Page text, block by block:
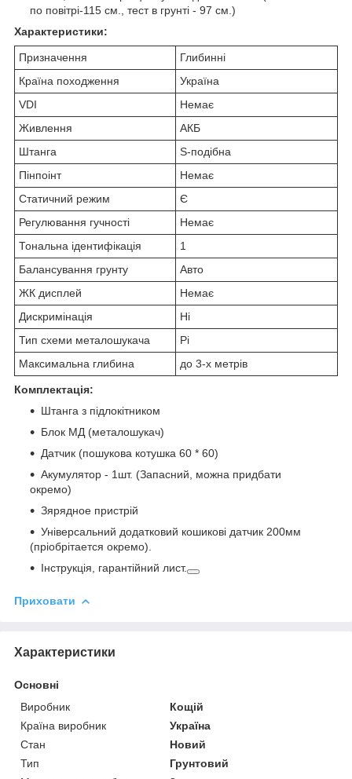
по повітрі-115 см., тест в грунті - 97 см.)
Характеристики:
Призначення
Глибинні
Країна походження
Україна
VDI
Немає
Живлення
АКБ
Штанга
S-подібна
Пінпоінт
Немає
Статичний режим
Є
Регулювання гучності
Немає
Тональна ідентифікація
1
Балансування грунту
Авто
ЖК дисплей
Немає
Дискримінація
Ні
Тип схеми металошукача
Pi
Максимальна глибина
до 3-х метрів
Комплектація:
Штанга з підлокітником
Блок МД (металошукач)
Датчик (пошукова котушка 60 * 60)
Акумулятор - 1шт. (Запасний, можна придбати
окремо)
Зярядное пристрій
Універсальний додатковий кошикові датчик 200мм
(пріобрітается окремо).
Інструкція, гарантійний лист.
Приховати
Характеристики
Основні
Виробник
Кощій
Країна виробник
Україна
Стан
Новий
Тип
Грунтовий